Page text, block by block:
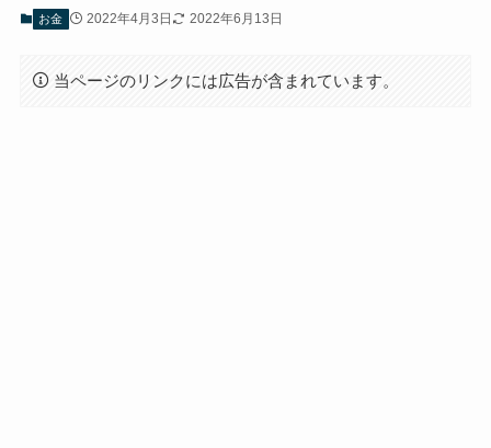
お金 2022年4月3日 2022年6月13日
当ページのリンクには広告が含まれています。